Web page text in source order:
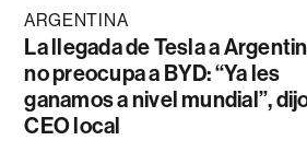
ARGENTINA
La llegada de Tesla a
no preocupa a BYD: “Ya les
ganamos a nivel mundial”,
CEO local